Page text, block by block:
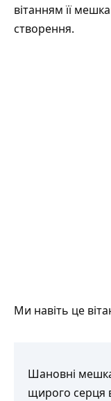
вітанням її
створення.
Ми навіть це
Шановні
щирого серця